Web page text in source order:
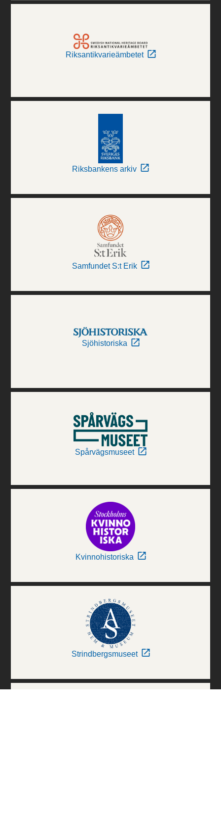
Riksantikvarieämbetet
Riksbankens arkiv
Samfundet S:t Erik
Sjöhistoriska
Spårvägsmuseet
Kvinnohistoriska
Strindbergsmuseet